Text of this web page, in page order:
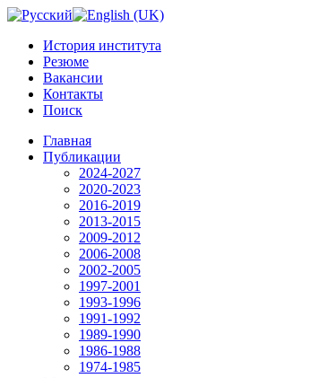
История института
Резюме
Вакансии
Контакты
Поиск
Главная
Публикации
2024-2027
2020-2023
2016-2019
2013-2015
2009-2012
2006-2008
2002-2005
1997-2001
1993-1996
1991-1992
1989-1990
1986-1988
1974-1985